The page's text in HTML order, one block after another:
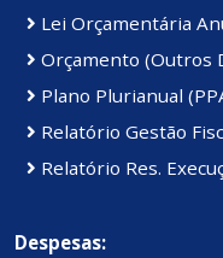
Lei Orçamentária
Orçamento (Outros
Plano Plurianual
Relatório Gestão
Relatório Res.
Despesas: